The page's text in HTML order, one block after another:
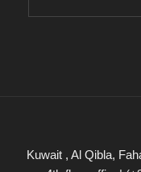
Kuwait , Al Qibla,